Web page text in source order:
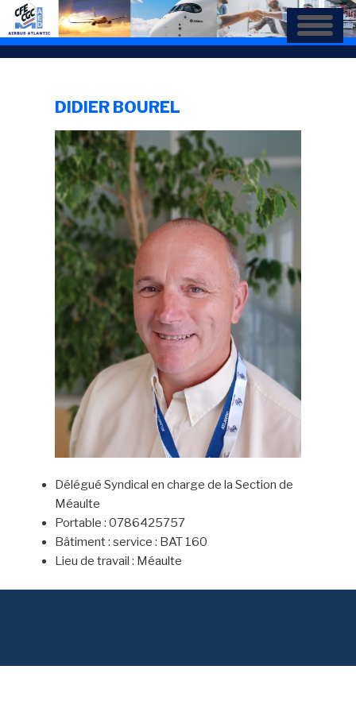
Aller
contenu
DIDIER BOUREL
Délégué Syndical en charge de la Section de
Méaulte
Portable : 0786425757
Bâtiment : service : BAT 160
Lieu de travail : Méaulte